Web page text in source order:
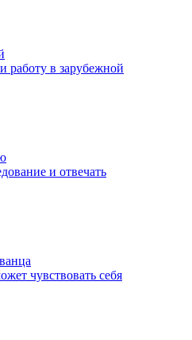
работу в зарубежной
и отвечать
чувствовать себя